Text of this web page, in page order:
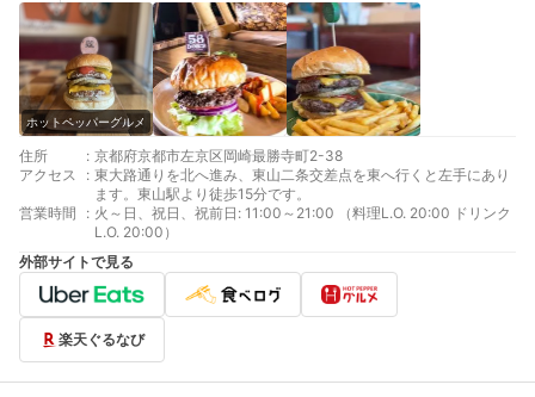
ホットペッパーグルメ
住所 : 京都府京都市左京区岡崎最勝寺町2-38
アクセス
: 東大路通りを北へ進み、東山二条交差点を東へ行くと左手にあり
ます。東山駅より徒歩15分です。
営業時間
: 火～日、祝日、祝前日: 11:00～21:00 （料理L.O. 20:00 ドリンク
L.O. 20:00）
外部サイトで見る
楽天ぐるなび